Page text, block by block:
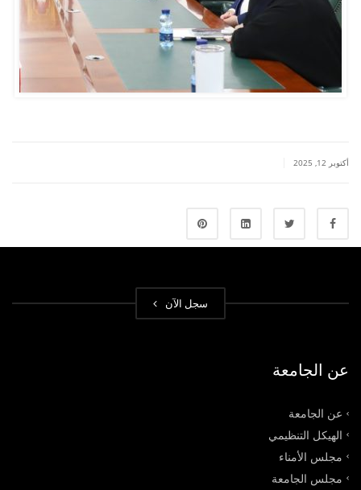
أكتوبر 12, 2025
سجل الآن
عن الجامعة
عن الجامعة
الهيكل التنظيمي
مجلس الأمناء
مجلس الجامعة